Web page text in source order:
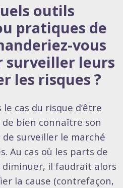
outils
pratiques de
vous
surveiller leurs
les risques ?
le cas du risque d’être
bien connaître son
de surveiller le marché
Au cas où les parts de
il faudrait alors
la cause (contrefaçon,